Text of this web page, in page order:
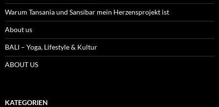
Warum Tansania und Sansibar mein Herzensprojekt ist
About us
BALI – Yoga, Lifestyle & Kultur
ABOUT US
KATEGORIEN